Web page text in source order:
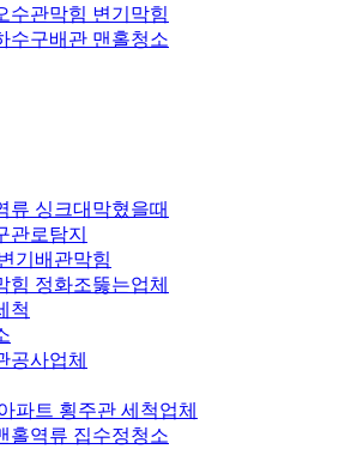
수관막힘 변기막힘
수구배관 맨홀청소
류 싱크대막혔을때
관로탐지
기배관막힘
힘 정화조뚫는업체
척
공사업체
파트 횡주관 세척업체
홀역류 집수정청소